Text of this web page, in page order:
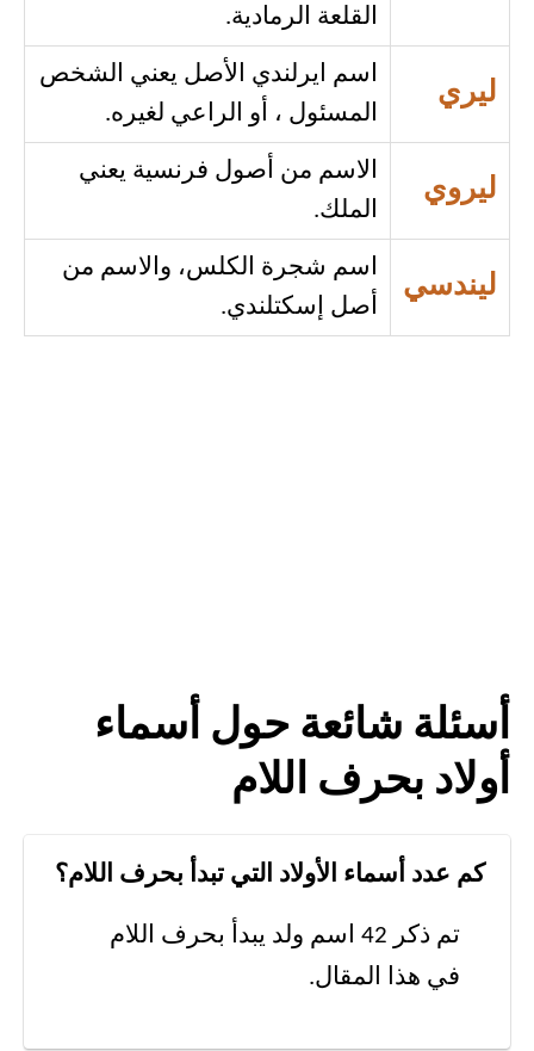
القلعة الرمادية.
ليري
اسم ايرلندي الأصل يعني الشخص
المسئول ، أو الراعي لغيره.
ليروي
الاسم من أصول فرنسية يعني
الملك.
ليندسي
اسم شجرة الكلس، والاسم من
أصل إسكتلندي.
أسئلة شائعة حول أسماء
أولاد بحرف اللام
كم عدد أسماء الأولاد التي تبدأ بحرف اللام؟
تم ذكر 42 اسم ولد يبدأ بحرف اللام
في هذا المقال.